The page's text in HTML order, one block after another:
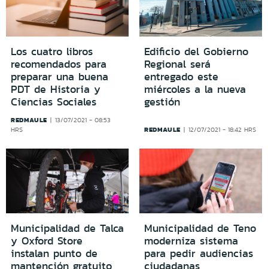
Los cuatro libros
recomendados para
preparar una buena
PDT de Historia y
Ciencias Sociales
REDMAULE
13/07/2021 - 08:53
HRS
Edificio del Gobierno
Regional será
entregado este
miércoles a la nueva
gestión
REDMAULE 12/07/2021 - 18:42 HRS
Municipalidad de Talca
y Oxford Store
instalan punto de
mantención gratuito
Municipalidad de Teno
moderniza sistema
para pedir audiencias
ciudadanas